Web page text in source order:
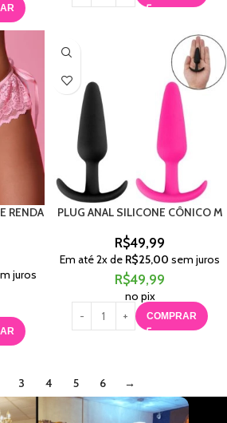
RENDA
juros
PLUG ANAL SILICONE CÔNICO M
R$49,99
Em até2x de R$25,00 sem juros
R$49,99
no pix
COMPRAR
3 4 5 6 →